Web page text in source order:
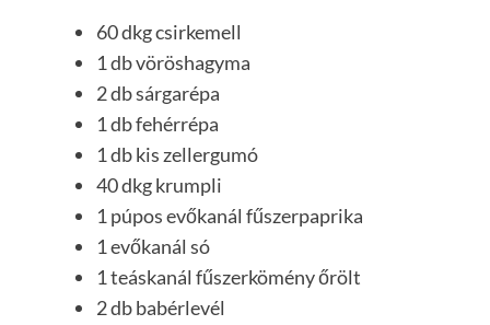
60 dkg csirkemell
1 db vöröshagyma
2 db sárgarépa
1 db fehérrépa
1 db kis zellergumó
40 dkg krumpli
1 púpos evőkanál fűszerpaprika
1 evőkanál só
1 teáskanál fűszerkömény őrölt
2 db babérlevél